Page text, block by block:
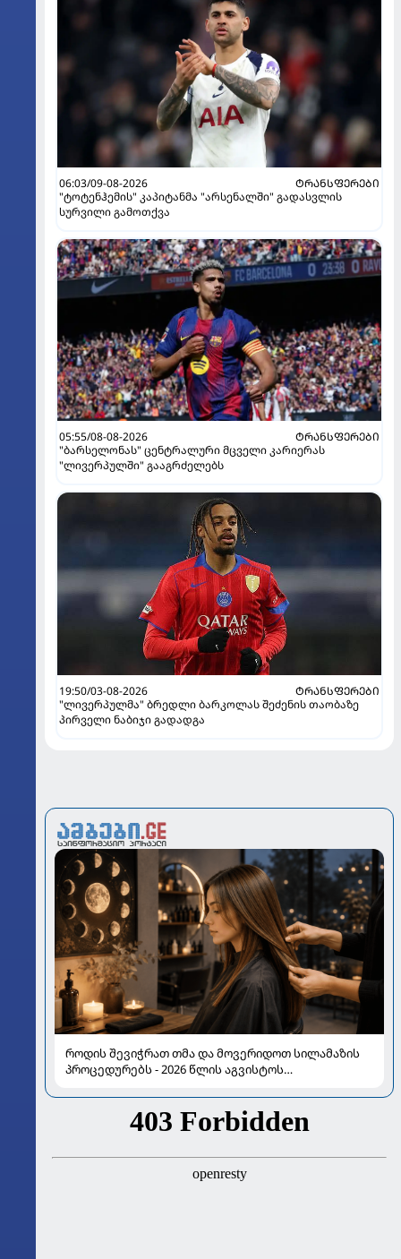
06:03/09-08-2026
ᲢᲠᲐᲜᲡᲤᲔᲠᲔᲑᲘ
"ტოტენჰემის" კაპიტანმა "არსენალში" გადასვლის
სურვილი გამოთქვა
05:55/08-08-2026
ᲢᲠᲐᲜᲡᲤᲔᲠᲔᲑᲘ
"ბარსელონას" ცენტრალური მცველი კარიერას
"ლივერპულში" გააგრძელებს
19:50/03-08-2026
ᲢᲠᲐᲜᲡᲤᲔᲠᲔᲑᲘ
"ლივერპულმა" ბრედლი ბარკოლას შეძენის თაობაზე
პირველი ნაბიჯი გადადგა
როდის შევიჭრათ თმა და მოვერიდოთ სილამაზის
პროცედურებს - 2026 წლის აგვისტოს